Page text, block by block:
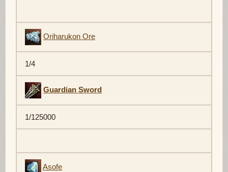
Oriharukon Ore
1/4
Guardian Sword
1/125000
Asofe